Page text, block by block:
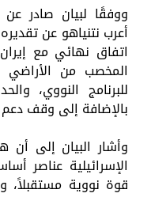
ووفقًا لبيان صادر عن
أعرب نتنياهو عن
اتفاق نهائي مع
المخصب من الأراضي
للبرنامج النووي،
بالإضافة إلى وقف دعم
وأشار البيان إلى
الإسرائيلية عناصر
قوة نووية مستقبلاً،